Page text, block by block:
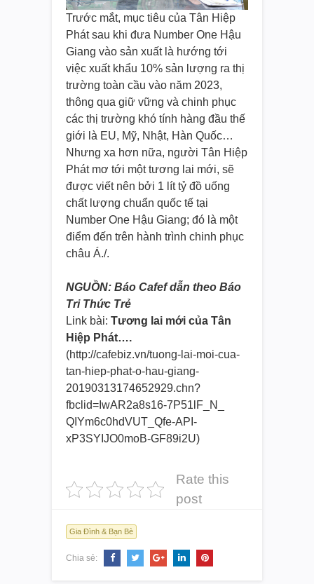
Trước mắt, mục tiêu của Tân Hiệp
Phát sau khi đưa Number One Hậu
Giang vào sản xuất là hướng tới
việc xuất khẩu 10% sản lượng ra thị
trường toàn cầu vào năm 2023,
thông qua giữ vững và chinh phục
các thị trường khó tính hàng đầu thế
giới là EU, Mỹ, Nhật, Hàn Quốc…
Nhưng xa hơn nữa, người Tân Hiệp
Phát mơ tới một tương lai mới, sẽ
được viết nên bởi 1 lít tỷ đồ uống
chất lượng chuẩn quốc tế tại
Number One Hậu Giang; đó là một
điểm đến trên hành trình chinh phục
châu Á./.
NGUỒN: Báo Cafef dẫn theo Báo
Tri Thức Trẻ
Link bài: Tương lai mới của Tân
Hiệp Phát….
(http://cafebiz.vn/tuong-lai-moi-cua-
tan-hiep-phat-o-hau-giang-
20190313174652929.chn?
fbclid=IwAR2a8s16-7P51lF_N_
QIYm6c0hdVUT_Qfe-API-
xP3SYIJO0moB-GF89i2U)
Rate this
post
Gia Đình & Bạn Bè
Chia sẻ: